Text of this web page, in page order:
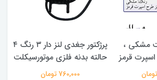
مشکی ،
قرمز
پرژکتور جغدی لنز دار ۳ رنگ ۴
حالته بدنه فلزی موتورسیکلت
760,000 تومان